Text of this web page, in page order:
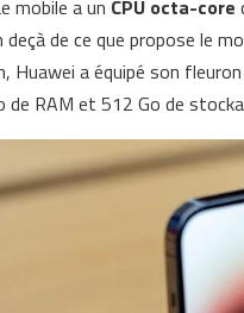
mobile a un CPU octa-core
de ce que propose le
Huawei a équipé son
de RAM et 512 Go de